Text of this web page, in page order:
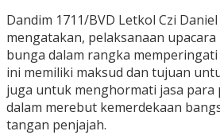
Dandim 1711/BVD Letkol Czi
mengatakan, pelaksanaan
bunga dalam rangka
ini memiliki maksud dan tujuan
juga untuk menghormati jasa para
dalam merebut kemerdekaan
tangan penjajah.